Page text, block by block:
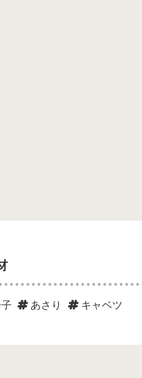
あさり キャベツ